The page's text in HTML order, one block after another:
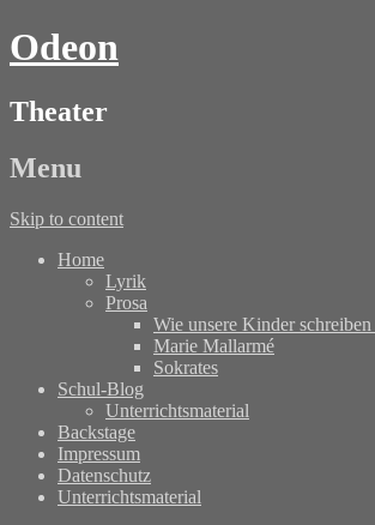
Odeon
Theater
Menu
Skip to content
Home
Lyrik
Prosa
Wie unsere Kinder schreiben
Marie Mallarmé
Sokrates
Schul-Blog
Unterrichtsmaterial
Backstage
Impressum
Datenschutz
Unterrichtsmaterial